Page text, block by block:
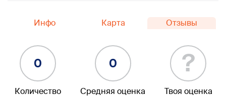
Инфо Карта Отзывы
0
Количество
0
Средняя оценка
?
Твоя оценка